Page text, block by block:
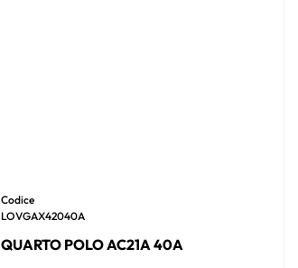
Codice
LOVGAX42040A
QUARTO POLO AC21A 40A